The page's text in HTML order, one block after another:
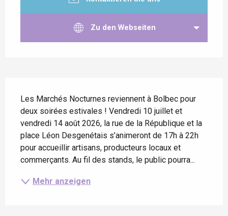
Zu den Webseiten
Les Marchés Nocturnes reviennent à Bolbec pour
deux soirées estivales ! Vendredi 10 juillet et
vendredi 14 août 2026, la rue de la République et la
place Léon Desgenétais s’animeront de 17h à 22h
pour accueillir artisans, producteurs locaux et
commerçants. Au fil des stands, le public pourra...
Mehr anzeigen